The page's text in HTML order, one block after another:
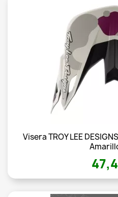
Visera TROY LEE